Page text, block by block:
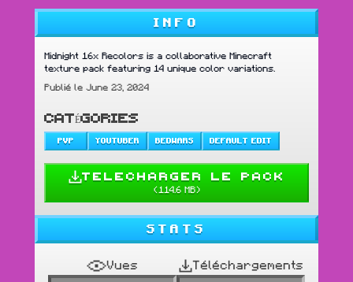
INFO
Midnight 16x Recolors is a collaborative Minecraft
texture pack featuring 14 unique color variations.
Publié le June 23, 2024
CATÉGORIES
PVP YOUTUBER BEDWARS DEFAULT EDIT
TELECHARGER LE PACK
(114.6 MB)
STATS
Vues Téléchargements